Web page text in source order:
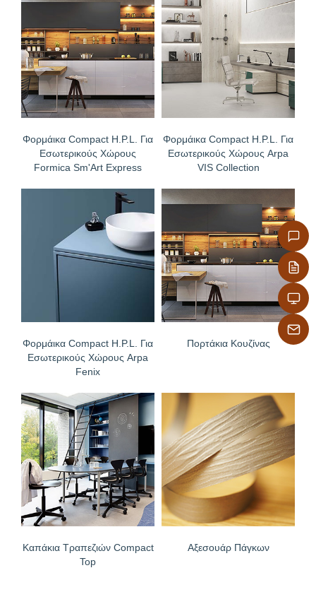
απολύμανσης με ατμό
Δεν χρειάζονται επεξεργασία άκρων, προσφέρονται
με ρουτάρισμα επιλογής σας στις διαμήκεις και
εγκάρσιες άκρες
Φορμάικα Compact H.P.L. Για
Εσωτερικούς Χώρους
Formica Sm'Art Express
Φορμάικα Compact H.P.L. Για
Εσωτερικούς Χώρους Arpa
VIS Collection
Φορμάικα Compact H.P.L. Για
Εσωτερικούς Χώρους Arpa
Fenix
Πορτάκια Κουζίνας
Καπάκια Τραπεζιών Compact
Top
Αξεσουάρ Πάγκων